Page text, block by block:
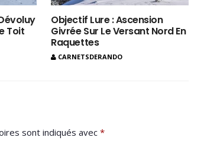
Toit
Objectif Lure : Ascension
Givrée Sur Le Versant Nord En
Raquettes
CARNETSDERANDO
sont indiqués avec*